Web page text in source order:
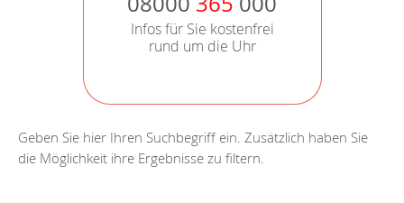
Infos für Sie kostenfrei
rund um die Uhr
Geben Sie hier Ihren Suchbegriff ein. Zusätzlich haben Sie
die Möglichkeit ihre Ergebnisse zu filtern.